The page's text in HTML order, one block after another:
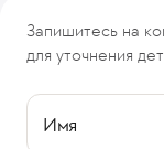
Запишитесь на
для уточнения
Имя